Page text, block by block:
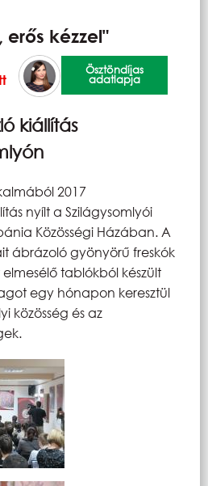
erős kézzel"
Ösztöndíjas
adatlapja
kiállítás
2017
nyílt a Szilágysomlyói
Közösségi Házában. A
ábrázoló gyönyörű freskók
tablókból készült
egy hónapon keresztül
közösség és az